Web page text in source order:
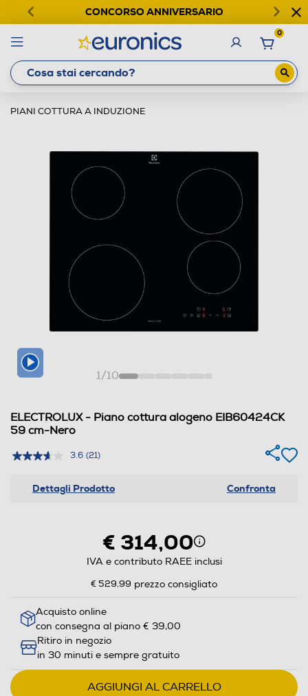
CONCORSO ANNIVERSARIO
0
PIANI COTTURA A INDUZIONE
1/10
ELECTROLUX - Piano cottura alogeno EIB60424CK
59 cm-Nero
3.6 (21)
Dettagli Prodotto Confronta
€ 314,00
IVA e contributo RAEE inclusi
€ 529,99 prezzo consigliato
Acquisto online
con consegna al piano € 39,00
Ritiro in negozio
in 30 minuti e sempre gratuito
AGGIUNGI AL CARRELLO